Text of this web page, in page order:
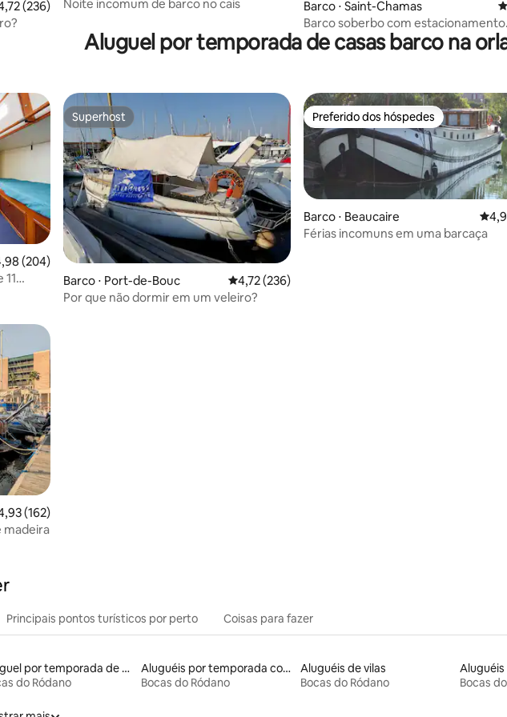
de uma avaliação média de 5, 236 avaliações
(236)
Noite incomum de barco no cais
Barco ⋅ Saint-Chamas 5
Barco soberbo com estacionamento
gratuito
Aluguel por temporada de casas barco na
de uma avaliação média de 5, 204 avaliações
(204)
Superhost
Superhost
Barco ⋅ Port-de-Bouc 4,72 de uma avaliação média de 5, 236 avaliações
4,72 (236)
Por que não dormir em um veleiro?
Preferido dos hóspedes
Preferido dos hóspedes
Barco ⋅ Beaucaire 4,9
Férias incomuns em uma barcaça
de uma avaliação média de 5, 162 avaliações
(162)
madeira
Principais pontos turísticos por perto Coisas para fazer
Aluguel por temporada de castelos
do Ródano
Aluguéis por temporada com acesso ao lago
Bocas do Ródano
Aluguéis de vilas
Bocas do Ródano
Bocas